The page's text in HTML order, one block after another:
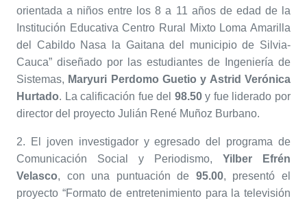
orientada a niños entre los 8 a 11 años de edad de la
Institución Educativa Centro Rural Mixto Loma Amarilla
del Cabildo Nasa la Gaitana del municipio de Silvia-
Cauca” diseñado por las estudiantes de Ingeniería de
Sistemas, Maryuri Perdomo Guetio y Astrid Verónica
Hurtado. La calificación fue del 98.50y fue liderado por
director del proyecto Julián René Muñoz Burbano.
2. El joven investigador y egresado del programa de
Comunicación Social y Periodismo, Yilber Efrén
Velasco, con una puntuación de 95.00, presentó el
proyecto “Formato de entretenimiento para la televisión